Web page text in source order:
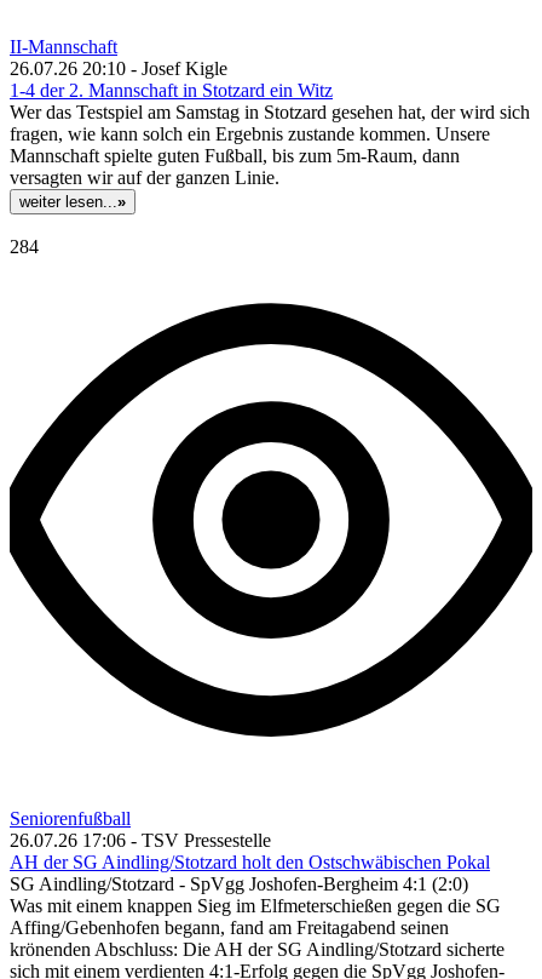
II-Mannschaft
26.07.26 20:10 - Josef Kigle
1-4 der 2. Mannschaft in Stotzard ein Witz
Wer das Testspiel am Samstag in Stotzard gesehen hat, der wird sich
fragen, wie kann solch ein Ergebnis zustande kommen. Unsere
Mannschaft spielte guten Fußball, bis zum 5m-Raum, dann
versagten wir auf der ganzen Linie.
weiter lesen...»
284
Seniorenfußball
26.07.26 17:06 - TSV Pressestelle
AH der SG Aindling/Stotzard holt den Ostschwäbischen Pokal
SG Aindling/Stotzard - SpVgg Joshofen-Bergheim 4:1 (2:0)
Was mit einem knappen Sieg im Elfmeterschießen gegen die SG
Affing/Gebenhofen begann, fand am Freitagabend seinen
krönenden Abschluss: Die AH der SG Aindling/Stotzard sicherte
sich mit einem verdienten 4:1-Erfolg gegen die SpVgg Joshofen-